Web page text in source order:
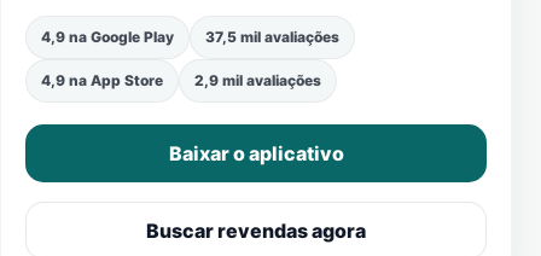
4,9 na Google Play 37,5 mil avaliações
4,9 na App Store 2,9 mil avaliações
Baixar o aplicativo
Buscar revendas agora